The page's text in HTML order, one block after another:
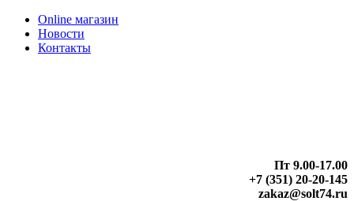
Online магазин
Новости
Контакты
Пт 9.00-17.00
+7 (351) 20-20-145
zakaz@solt74.ru